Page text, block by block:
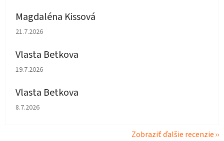
Magdaléna Kissová
Hodnotenie obchodu je 5 z 5 hviezdičiek.
21.7.2026
Vlasta Betkova
Hodnotenie obchodu je 5 z 5 hviezdičiek.
19.7.2026
Vlasta Betkova
Hodnotenie obchodu je 4 z 5 hviezdičiek.
8.7.2026
Zobraziť ďalšie recenzie